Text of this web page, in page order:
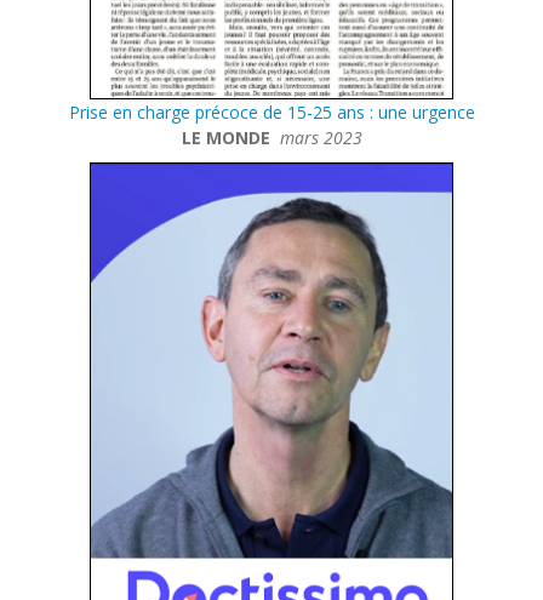
Prise en charge précoce de 15-25 ans : une urgence
LE MONDE mars 2023